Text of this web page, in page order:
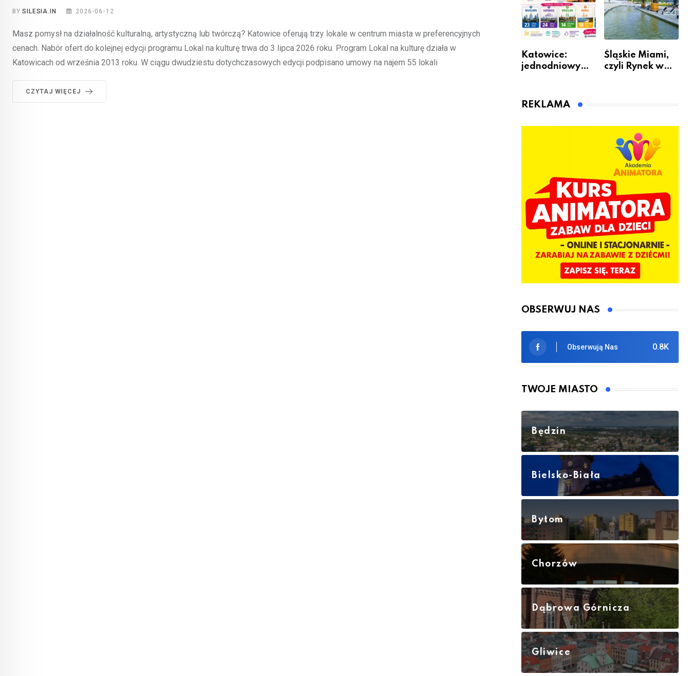
BYSILESIA.IN 2026-06-12
Masz pomysł na działalność kulturalną, artystyczną lub twórczą? Katowice oferują trzy lokale w centrum miasta w preferencyjnych
cenach. Nabór ofert do kolejnej edycji programu Lokal na kulturę trwa do 3 lipca 2026 roku. Program Lokal na kulturę działa w
Katowicach od września 2013 roku. W ciągu dwudziestu dotychczasowych edycji podpisano umowy na najem 55 lokali
CZYTAJ WIĘCEJ
Katowice:
jednodniowy
animatora
Śląskie Miami,
czyli Rynek w
REKLAMA
OBSERWUJ NAS
0.8K
Obserwują Nas
TWOJE MIASTO
Będzin
Bielsko-Biała
Bytom
Chorzów
Dąbrowa Górnicza
Gliwice